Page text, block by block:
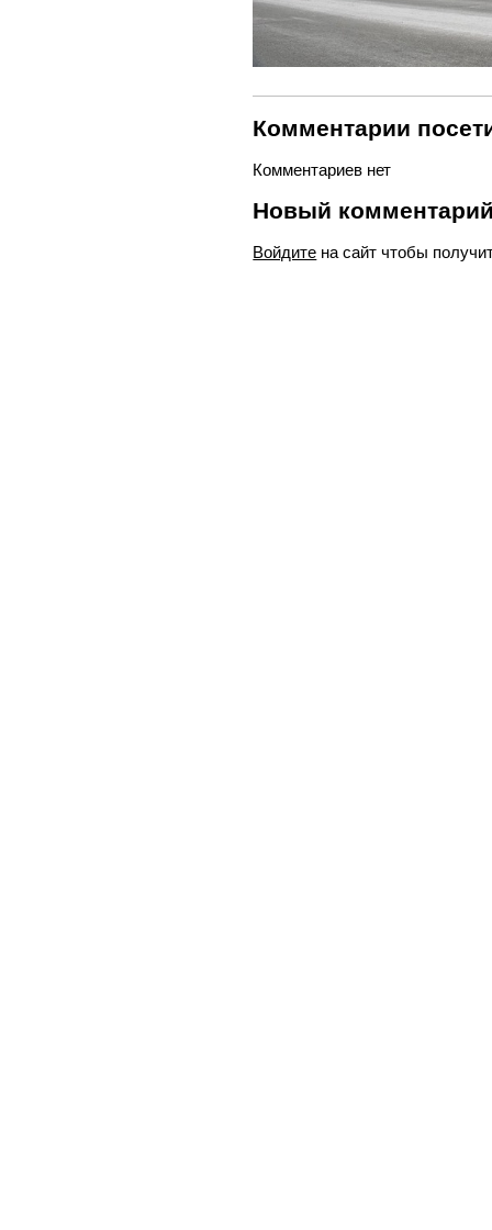
Комментарии
Комментариев нет
Новый
Войдите на сайт чтобы